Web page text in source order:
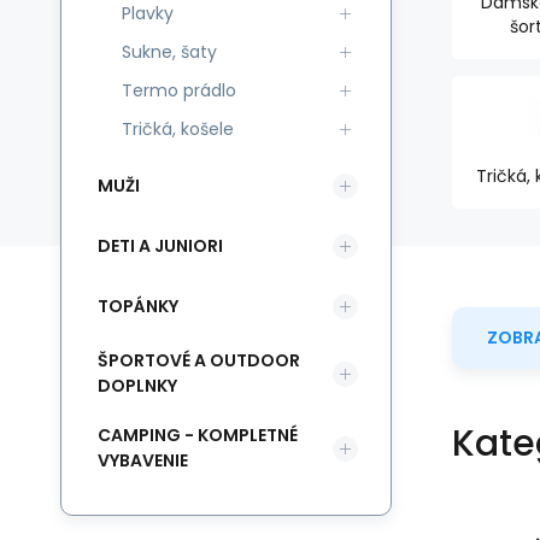
Tričká,
Plavky
Sukne, šaty
Termo prádlo
Tričká, košele
MUŽI
DETI A JUNIORI
TOPÁNKY
ŠPORTOVÉ A OUTDOOR
DOPLNKY
CAMPING - KOMPLETNÉ
VYBAVENIE